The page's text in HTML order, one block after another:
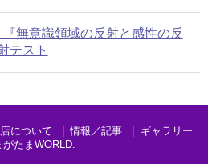
『無意識領域の反射と感性の反
テスト
について 情報／記事
ギャラリー
がたまWORLD.